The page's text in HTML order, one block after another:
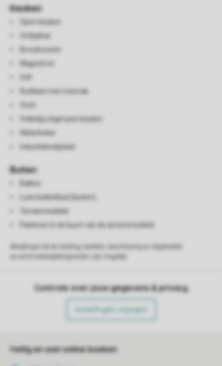
Keuken
Open keuken
Ontbijtbar
Broodrooster
Magnetron
Koelkast met vriesvak
Oven
Volledig uitgeruste keuken
Waterkoker
Inductiekookplaat
Buiten
Balkon
Luxe bubbelbad (buiten)
Terrasmeubilair
Parkeren in de buurt van de accommodatie
Controle over jouw gegevens & privacy
Instellingen wijzigen
Veilig en snel online boeken